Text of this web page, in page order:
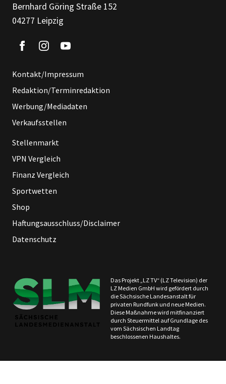
Bernhard Göring Straße 152
04277 Leipzig
Kontakt/Impressum
Redaktion/Terminredaktion
Werbung/Mediadaten
Verkaufsstellen
Stellenmarkt
VPN Vergleich
Finanz Vergleich
Sportwetten
Shop
Haftungsausschluss/Disclaimer
Datenschutz
Das Projekt „LZ TV“ (LZ Television) der
LZ Medien GmbH wird gefördert durch
die Sächsische Landesanstalt für
privaten Rundfunk und neue Medien.
Diese Maßnahme wird mitfinanziert
durch Steuermittel auf Grundlage des
vom Sächsischen Landtag
beschlossenen Haushaltes.